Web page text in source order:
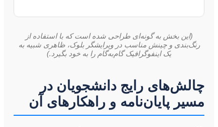
(این بخش به گونه‌ای طراحی شده است که با استفاده از
رنگ‌بندی و چینش مناسب در ویرایشگر بلوک، ظاهری شبیه به
یک اینفوگرافیک گام‌به‌گام را به خود بگیرد.)
چالش‌های رایج دانشجویان در
مسیر پایان‌نامه و راهکارهای آن